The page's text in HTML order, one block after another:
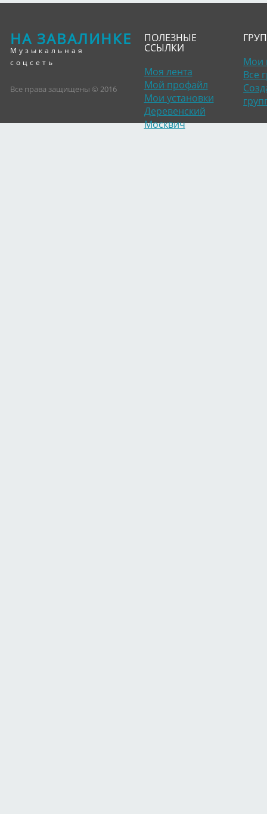
НА ЗАВАЛИНКЕ
Музыкальная
соцсеть
Все права защищены © 2016
ПОЛЕЗНЫЕ
ССЫЛКИ
Моя лента
Мой профайл
Мои установки
Деревенский
Москвич
Мои
Все